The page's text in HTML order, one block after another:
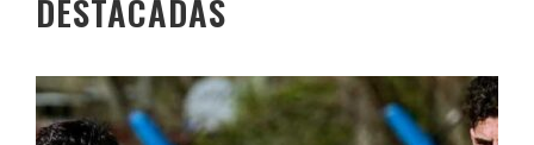
DESTACADAS